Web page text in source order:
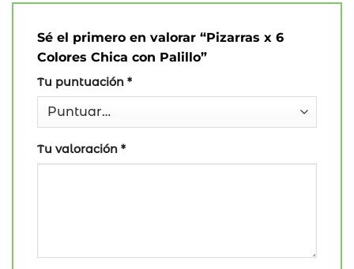
Sé el primero en valorar “Pizarras x 6
Colores Chica con Palillo”
Tu puntuación *
Tu valoración *